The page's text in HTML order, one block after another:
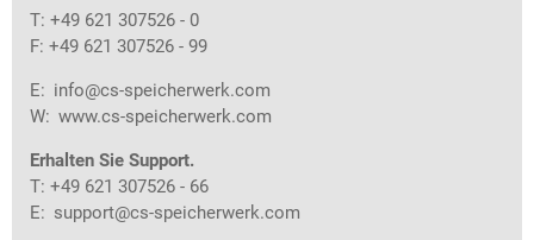
T: +49 621 307526 - 0
F: +49 621 307526 - 99
E: info@cs-speicherwerk.com
W: www.cs-speicherwerk.com
Erhalten Sie Support.
T: +49 621 307526 - 66
E: support@cs-speicherwerk.com